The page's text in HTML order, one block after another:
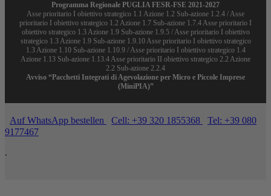
Programma Regionale PUGLIA FESR-FSE 2021-2027
Asse prioritario I obiettivo strategico 1.1 Azione 1.2 Sub-azione 1.2.4 / Asse
prioritario I obiettivo strategico 1.2 Azione 1.7 Sub-azione 1.7.4 Asse prioritario I
obiettivo strategico 1.3 Azione 1.9 Sub-azione 1.9.5 / Asse prioritario I obiettivo
strategico 1.3 Azione 1.9 Sub-azione 1.9.10 Asse prioritario I obiettivo strategico
1.3 Azione 1.10 Sub-azione 1.10.9 / Asse prioritario I obiettivo strategico 1.4
Azione 1.13 Sub-azione 1.13.4 Asse prioritario II obiettivo strategico 2.2 Azione
2.2 Sub-azione 2.2.4
Avviso “Pacchetti Integrati di Agevolazione per Micro e Piccole Imprese
(MiniPIA)”
Auf WhatsApp bestellen Cell: +39 320 1855368
Tel: +39 080
9177467
.